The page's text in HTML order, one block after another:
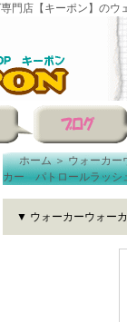
門店【キーポン】のウ
ホーム＞ウォーカー
カー パトロールラッ
▼ ウォーカーウォー